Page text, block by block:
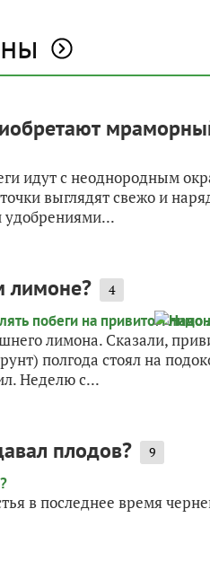
идут с неоднородным
выглядят свежо и
удобрениями...
лимоне? 4
лимона. Сказали,
полгода стоял на
Неделю с...
плодов? 9
в последнее время